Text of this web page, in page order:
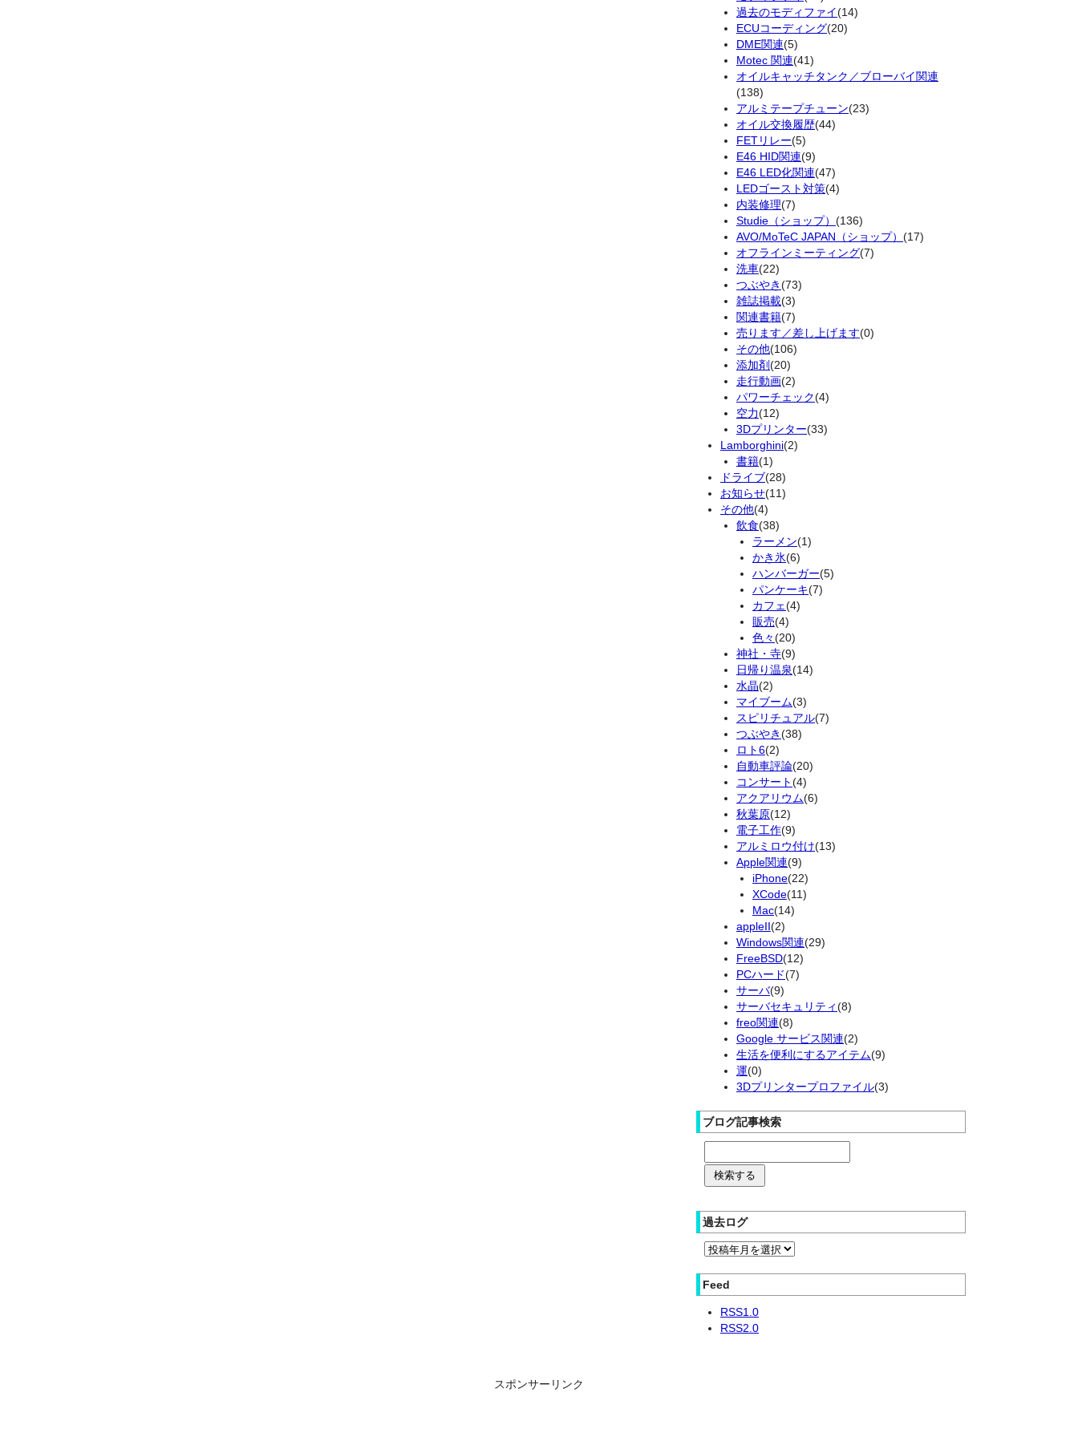
過去のモディファイ(14)
ECUコーディング(20)
DME関連(5)
Motec 関連(41)
オイルキャッチタンク／ブローバイ関連
(138)
アルミテープチューン(23)
オイル交換履歴(44)
FETリレー(5)
E46 HID関連(9)
E46 LED化関連(47)
LEDゴースト対策(4)
内装修理(7)
Studie（ショップ） (136)
AVO/MoTeC JAPAN（ショップ） (17)
オフラインミーティング(7)
洗車(22)
つぶやき(73)
雑誌掲載(3)
関連書籍(7)
売ります／差し上げます(0)
その他(106)
添加剤(20)
走行動画(2)
パワーチェック(4)
空力(12)
3Dプリンター(33)
Lamborghini(2)
書籍(1)
ドライブ(28)
お知らせ(11)
その他(4)
飲食(38)
ラーメン(1)
かき氷(6)
ハンバーガー(5)
パンケーキ(7)
カフェ(4)
販売(4)
色々(20)
神社・寺(9)
日帰り温泉(14)
水晶(2)
マイブーム(3)
スピリチュアル(7)
つぶやき(38)
ロト6(2)
自動車評論(20)
コンサート(4)
アクアリウム(6)
秋葉原(12)
電子工作(9)
アルミロウ付け(13)
Apple関連(9)
iPhone(22)
XCode(11)
Mac(14)
appleII(2)
Windows関連(29)
FreeBSD(12)
PCハード(7)
サーバ(9)
サーバセキュリティ(8)
freo関連(8)
Google サービス関連(2)
生活を便利にするアイテム(9)
運(0)
3Dプリンタープロファイル(3)
ブログ記事検索
過去ログ
Feed
RSS1.0
RSS2.0
スポンサーリンク